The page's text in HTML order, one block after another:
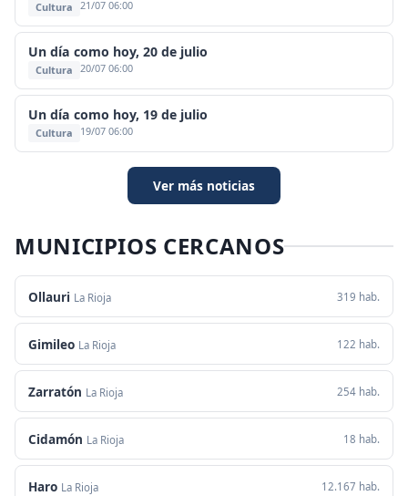
Cultura 21/07 06:00
Un día como hoy, 20 de julio
Cultura 20/07 06:00
Un día como hoy, 19 de julio
Cultura 19/07 06:00
Ver más noticias
MUNICIPIOS CERCANOS
Ollauri La Rioja 319 hab.
Gimileo La Rioja 122 hab.
Zarratón La Rioja 254 hab.
Cidamón La Rioja 18 hab.
Haro La Rioja 12.167 hab.